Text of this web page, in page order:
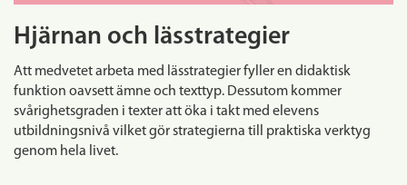
Hjärnan och lässtrategier
Att medvetet arbeta med lässtrategier fyller en didaktisk
funktion oavsett ämne och texttyp. Dessutom kommer
svårighetsgraden i texter att öka i takt med elevens
utbildningsnivå vilket gör strategierna till praktiska verktyg
genom hela livet.